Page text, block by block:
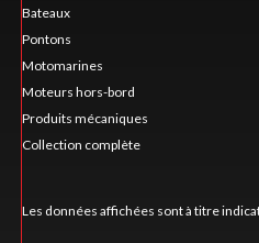
Bateaux
Pontons
Motomarines
Moteurs hors-bord
Produits mécaniques
Collection complète
Les données affichées sont à titre